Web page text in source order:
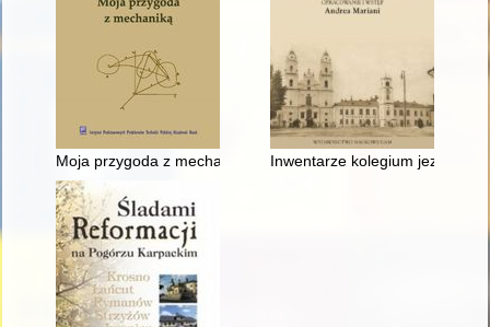
Moja przygoda z mechaniką : z Podlasia do Instytutu Polskiej
Inwentarze kolegium jezuitów